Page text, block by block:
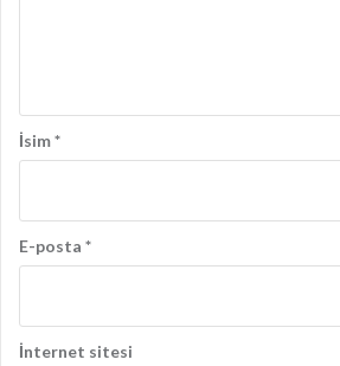
ı
İsim*
E-posta *
İnternet sitesi